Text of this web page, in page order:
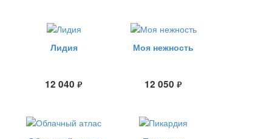
Лидия
12 040 руб.
Моя нежность
12 050 руб.